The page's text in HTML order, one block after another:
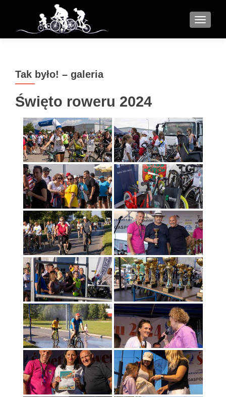
MENU
Tak było! – galeria
Święto roweru 2024